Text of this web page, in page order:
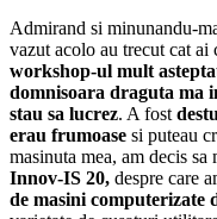
Admirand si minunandu-
vazut acolo au trecut cat
workshop-ul mult
domnisoara draguta ma
stau sa lucrez. A fost
erau frumoase si puteau
masinuta mea, am decis sa
Innov-IS 20, despre care
de masini computerizate